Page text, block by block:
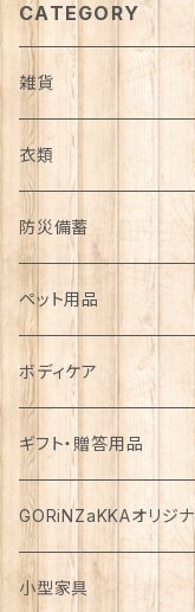
CATEGORY
雑貨
日用品雑貨
インテリア
カゴ・バスケット
エコバッグ
花瓶
鏡
お風呂・ランドリー
服飾雑貨
帽子
アクセサリー
マフラー・ストール
ブランケット
バッグ
キッチン雑貨
食器
お箸
カトラリー
ストロー
ガーデン雑貨
ジョウロ
鉢
はさみ
ステーショナリー
紙類
ノート
ミニチュア
アウトドア
衣類
アウター
コート
ダウン
ジャケット
パーカー・ウィンドブレーカ
カーディガン
トップス
長袖
半袖
五分丈、七分丈
ニット
ボトムス
スカート
キュロット
ワイドパンツ
ワンピース・チュニック
ルームウェア・パジャマ
アンダーウェア
防災備蓄
防災用品
下着
食器・カトラリー
バッテリー
ブランケット・寝具
食料
パックご飯
お餅
麺類
飲料
水・炭酸水
ジュース
ペーパー類
トイレットペーパー
ライト
ペット用品
ドライフード
犬用
猫用
メダカ
ウェットフード
無添加・手作り（犬用）
猫用
缶詰
犬用
レトルト食品
ボディケア
基礎化粧品
化粧水
乳液
メイク用品
ボディーソープ
ギフト・贈答用品
食品・飲料
食器類
GORiNZaKKAオリジ
アパレル
小型家具